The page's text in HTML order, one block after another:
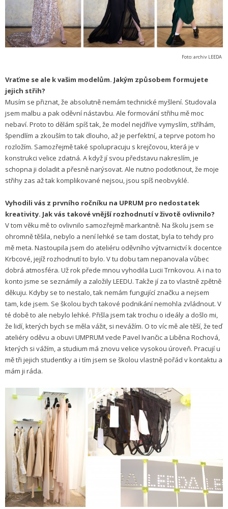
Foto: archiv LEEDA
Vraťme se ale k vašim modelům. Jakým způsobem formujete
jejich střih?
Musím se přiznat, že absolutně nemám technické myšlení. Studovala
jsem malbu a pak oděvní nástavbu. Ale formování střihu mě moc
nebaví. Proto to dělám spíš tak, že model nejdříve vymyslím, stříhám,
špendlím a zkouším to tak dlouho, až je perfektní, a teprve potom ho
rozložím. Samozřejmě také spolupracuju s krejčovou, která je v
konstrukci velice zdatná. A když jí svou představu nakreslím, je
schopna ji doladit a přesně narýsovat. Ale nutno podotknout, že moje
střihy zas až tak komplikované nejsou, jsou spíš neobvyklé.
Vyhodili vás z prvního ročníku na UPRUM pro nedostatek
kreativity. Jak vás takové vnější rozhodnutí v životě ovlivnilo?
V tom věku mě to ovlivnilo samozřejmě markantně. Na školu jsem se
ohromně těšila, nebylo a není lehké se tam dostat, byla to tehdy pro
mě meta. Nastoupila jsem do ateliéru oděvního výtvarnictví k docentce
Krbcové, jejíž rozhodnutí to bylo. V tu dobu tam nepanovala vůbec
dobrá atmosféra. Už rok přede mnou vyhodila Lucii Trnkovou. A i na to
konto jsme se seznámily a založily LEEDU. Takže jí za to vlastně zpětně
děkuju. Kdyby se to nestalo, tak nemám fungující značku a nejsem
tam, kde jsem. Se školou bych takové podnikání nemohla zvládnout. V
té době to ale nebylo lehké. Přišla jsem tak trochu o ideály a došlo mi,
že lidí, kterých bych se měla vážit, si nevážím. O to víc mě ale těší, že teď
ateliéry oděvu a obuvi UMPRUM vede Pavel Ivančic a Liběna Rochová,
kterých si vážím, a studium má znovu velice vysokou úroveň. Pracují u
mě tři jejich studentky a i tím jsem se školou vlastně pořád v kontaktu a
mám ji ráda.